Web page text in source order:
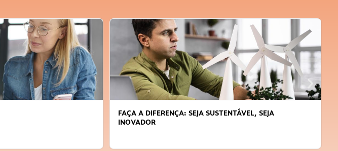
FAÇA A DIFERENÇA: SEJA SUSTENTÁVEL, SEJA
INOVADOR